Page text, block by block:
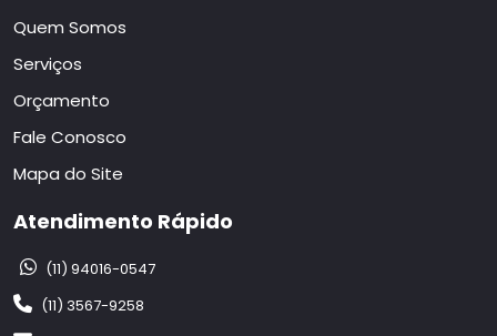
Quem Somos
Serviços
Orçamento
Fale Conosco
Mapa do Site
Atendimento Rápido
(11) 94016-0547
(11) 3567-9258